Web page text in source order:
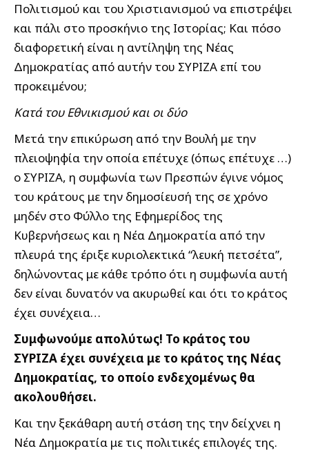
Πολιτισμού και του Χριστιανισμού να επιστρέψει
και πάλι στο προσκήνιο της Ιστορίας; Και πόσο
διαφορετική είναι η αντίληψη της Νέας
Δημοκρατίας από αυτήν του ΣΥΡΙΖΑ επί του
προκειμένου;
Κατά του Εθνικισμού και οι δύο
Μετά την επικύρωση από την Βουλή με την
πλειοψηφία την οποία επέτυχε (όπως επέτυχε …)
ο ΣΥΡΙΖΑ, η συμφωνία των Πρεσπών έγινε νόμος
του κράτους με την δημοσίευσή της σε χρόνο
μηδέν στο Φύλλο της Εφημερίδος της
Κυβερνήσεως και η Νέα Δημοκρατία από την
πλευρά της έριξε κυριολεκτικά “λευκή πετσέτα”,
δηλώνοντας με κάθε τρόπο ότι η συμφωνία αυτή
δεν είναι δυνατόν να ακυρωθεί και ότι το κράτος
έχει συνέχεια…
Συμφωνούμε απολύτως! Το κράτος του
ΣΥΡΙΖΑ έχει συνέχεια με το κράτος της Νέας
Δημοκρατίας, το οποίο ενδεχομένως θα
ακολουθήσει.
Και την ξεκάθαρη αυτή στάση της την δείχνει η
Νέα Δημοκρατία με τις πολιτικές επιλογές της.